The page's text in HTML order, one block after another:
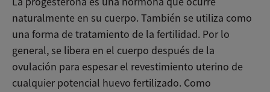
naturalmente en su cuerpo. También se utiliza como
una forma de tratamiento de la fertilidad. Por lo
general, se libera en el cuerpo después de la
ovulación para espesar el revestimiento uterino de
cualquier potencial huevo fertilizado. Como